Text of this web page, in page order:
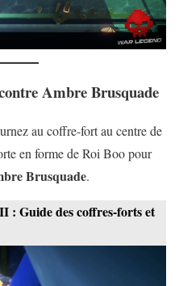
Ambre Brusquade
au coffre-fort au centre de
en forme de Roi Boo pour
Brusquade.
: Guide des coffres-forts et